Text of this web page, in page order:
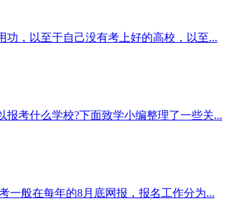
，以至于自己没有考上好的高校，以至...
考什么学校?下面致学小编整理了一些关...
一般在每年的8月底网报，报名工作分为...